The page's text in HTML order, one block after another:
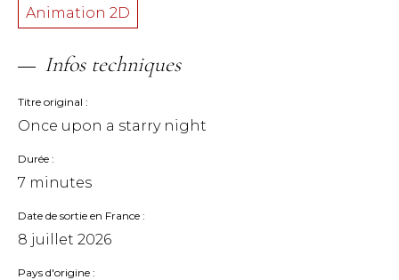
Animation 2D
Infos techniques
Titre original
Once upon a starry night
Durée
7 minutes
Date de sortie en France
8 juillet 2026
Pays d'origine